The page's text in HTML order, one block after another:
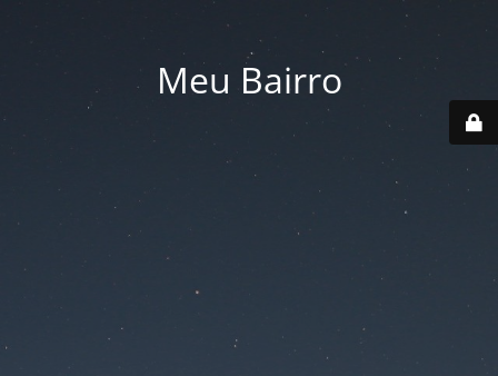
Meu Bairro